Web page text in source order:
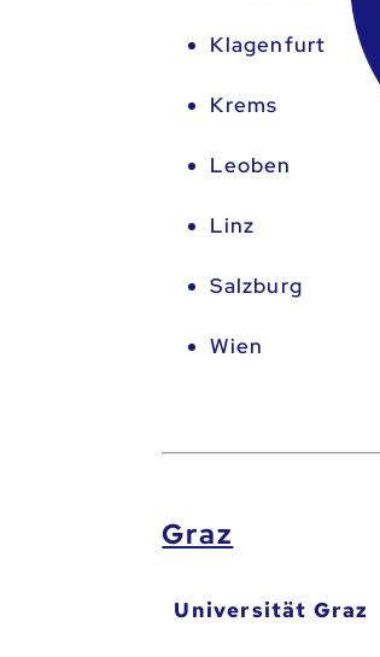
Klagenfurt
Krems
Leoben
Linz
Salzburg
Wien
Graz
Universität Graz